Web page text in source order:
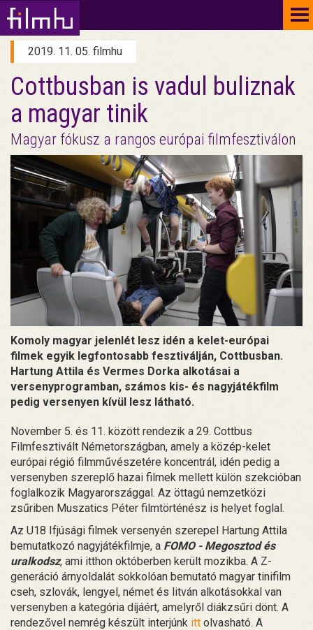
2019. 11. 05. filmhu
Cottbusban is vadul buliznak
a magyar tinik
Magyar fókusz a rangos európai filmfesztiválon
Komoly magyar jelenlét lesz idén a kelet-európai
filmek egyik legfontosabb fesztiválján, Cottbusban.
Hartung Attila és Vermes Dorka alkotásai a
versenyprogramban, számos kis- és nagyjátékfilm
pedig versenyen kívül lesz látható.
November 5. és 11. között rendezik a 29. Cottbus
Filmfesztivált Németországban, amely a közép-kelet
európai régió filmművészetére koncentrál, idén pedig a
versenyben szereplő hazai filmek mellett külön szekcióban
foglalkozik Magyarországgal. Az öttagú nemzetközi
zsűriben Muszatics Péter filmtörténész is helyet foglal.
Az U18 Ifjúsági filmek versenyén szerepel Hartung Attila
bemutatkozó nagyjátékfilmje, a FOMO - Megosztod és
uralkodsz, ami itthon októberben került mozikba. A Z-
generáció árnyoldalát sokkolóan bemutató magyar tinifilm
cseh, szlovák, lengyel, német és litván alkotásokkal van
versenyben a kategória díjáért, amelyről diákzsűri dönt. A
rendezővel nemrég készült interjúnk itt olvasható. A